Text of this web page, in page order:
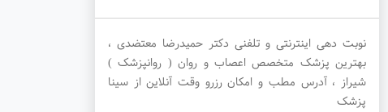
نوبت دهی اینترنتی و تلفنی دکتر حمیدرضا معتضدی ،
بهترین پزشک متخصص اعصاب و روان ( روانپزشک )
شیراز ، آدرس مطب و امکان رزرو وقت آنلاین از سینا
پزشک